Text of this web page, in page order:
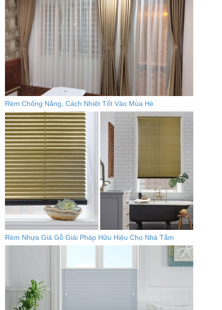
Rèm Chống Nắng, Cách Nhiệt Tốt Vào Mùa Hè
Rèm Nhựa Giả Gỗ Giải Pháp Hữu Hiệu Cho Nhà Tắm